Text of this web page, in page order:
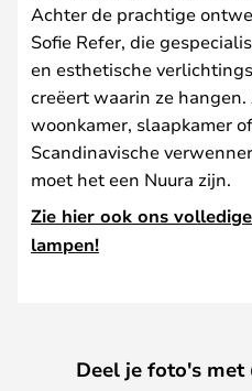
Achter de prachtige
Sofie Refer, die
en esthetische
creëert waarin ze
woonkamer, slaapkamer
Scandinavische
moet het een Nuura zijn.
Zie hier ook ons
lampen!
Deel je foto's met